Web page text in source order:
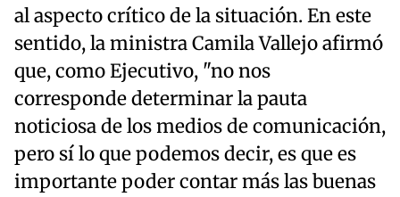
al aspecto crítico de la situación. En este
sentido, la ministra Camila Vallejo afirmó
que, como Ejecutivo, "no nos
corresponde determinar la pauta
noticiosa de los medios de comunicación,
pero sí lo que podemos decir, es que es
importante poder contar más las buenas